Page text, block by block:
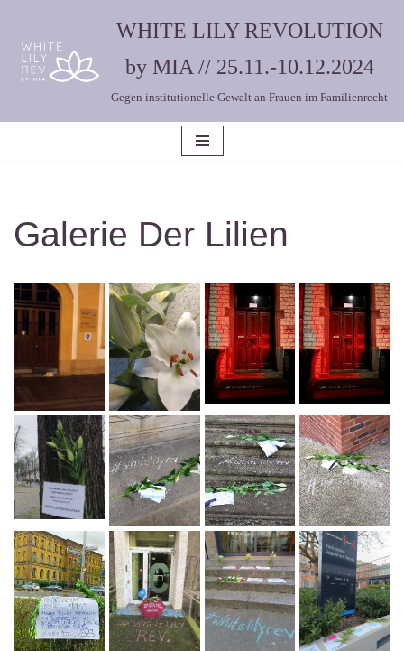
Zum
Inhalt
WHITE LILY REVOLUTION
by MIA // 25.11.-10.12.2024
Gegen institutionelle Gewalt an Frauen im Familienrecht
Galerie Der Lilien